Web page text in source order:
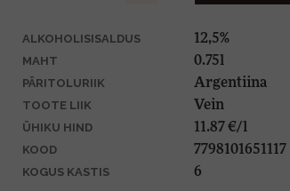
ALKOHOLISISALDUS 12,5%
MAHT 0.75l
PÄRITOLURIIK Argentiina
TOOTE LIIK Vein
ÜHIKU HIND 11.87 €/l
KOOD 7798101651117
KOGUS KASTIS 6